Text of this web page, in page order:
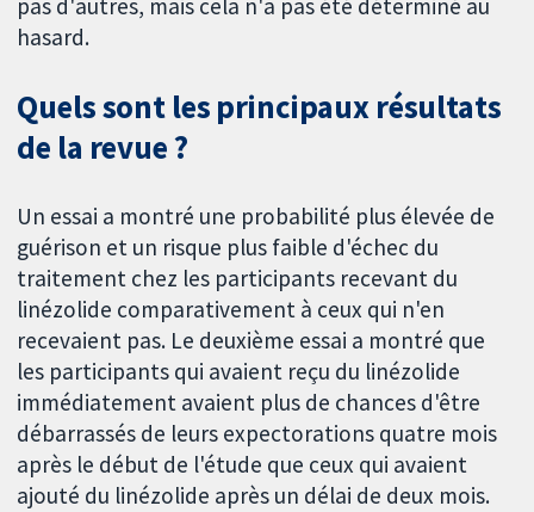
pas d'autres, mais cela n'a pas été déterminé au
hasard.
Quels sont les principaux résultats
de la revue ?
Un essai a montré une probabilité plus élevée de
guérison et un risque plus faible d'échec du
traitement chez les participants recevant du
linézolide comparativement à ceux qui n'en
recevaient pas. Le deuxième essai a montré que
les participants qui avaient reçu du linézolide
immédiatement avaient plus de chances d'être
débarrassés de leurs expectorations quatre mois
après le début de l'étude que ceux qui avaient
ajouté du linézolide après un délai de deux mois.